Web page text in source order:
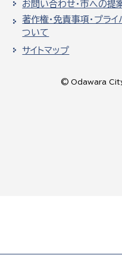
お問い合わせ・市への提
著作権・免責事項・プライ
ついて
サイトマップ
© Odawara